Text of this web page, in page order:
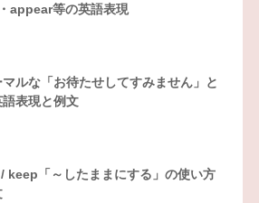
appear等の英語表現
マルな「お待たせしてすみません」と
語表現と例文
keep「～したままにする」の使い方